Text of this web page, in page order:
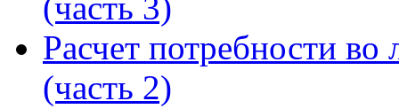
Расчет потребности во
(часть 2)